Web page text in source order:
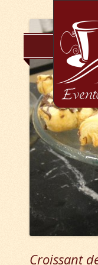
Croissant